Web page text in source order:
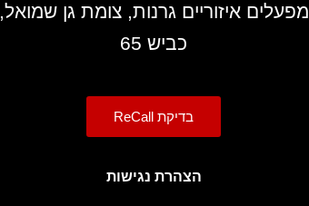
מפעלים איזוריים גרנות, צומת גן שמואל,
כביש 65
בדיקת ReCall
הצהרת נגישות